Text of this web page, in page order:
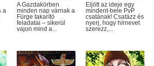
a
A Gazdakörben
minden nap várnak a
Fürge takarító
feladatai – sikerül
vajon mind a...
Eljött az ideje egy
mindent-bele PvP
csatának! Csatázz és
nyerj, hogy hírnevet
szerezz,...